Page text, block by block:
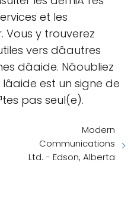
et les
Vous y trouverez
vers dâautres
Nâoubliez
est un signe de
pas seul(e).
Modern
Communications
Ltd. - Edson, Alberta